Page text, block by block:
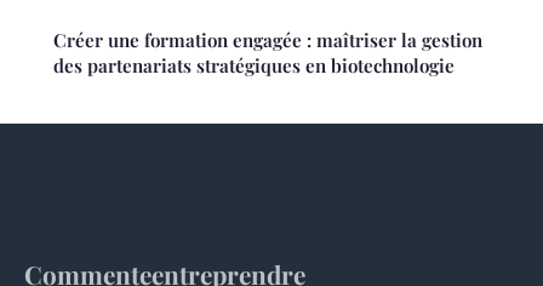
Créer une formation engagée : maîtriser la gestion
des partenariats stratégiques en biotechnologie
Commenteentreprendre